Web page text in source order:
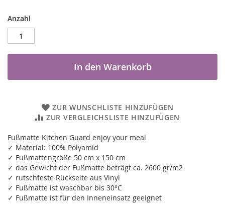
Anzahl
In den Warenkorb
ZUR WUNSCHLISTE HINZUFÜGEN
ZUR VERGLEICHSLISTE HINZUFÜGEN
Fußmatte Kitchen Guard enjoy your meal
✓ Material: 100% Polyamid
✓ Fußmattengröße 50 cm x 150 cm
✓ das Gewicht der Fußmatte beträgt ca. 2600 gr/m2
✓ rutschfeste Rückseite aus Vinyl
✓ Fußmatte ist waschbar bis 30°C
✓ Fußmatte ist für den Inneneinsatz geeignet